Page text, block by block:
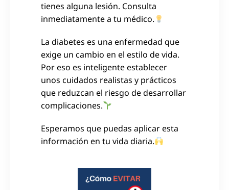
tienes alguna lesión. Consulta
inmediatamente a tu médico.
La diabetes es una enfermedad que
exige un cambio en el estilo de vida.
Por eso es inteligente establecer
unos cuidados realistas y prácticos
que reduzcan el riesgo de desarrollar
complicaciones.
Esperamos que puedas aplicar esta
información en tu vida diaria.